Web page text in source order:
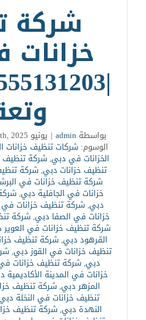
شركة
بواسطةadmin
| يونيو 18th, 2025
الوسوم:شركات تنظيف خزانات
الخزانات في دبي,شركة تنظيف
تنظيف خزانات دبي,شركة
شركة تنظيف خزانات في
خزانات في الجافلية دبي,
دبي,شركة تنظيف خزانات في
خزانات في الصفا دبي,شركة
شركة تنظيف خزانات في
القرهود دبي,شركة تنظيف
تنظيف خزانات في القوز دبي,
دبي,شركة تنظيف خزانات
خزانات في المدينة الأكاديمية
المزهر دبي,شركة تنظيف
تنظيف خزانات في النخلة
النهدة دبي,شركة تنظيف